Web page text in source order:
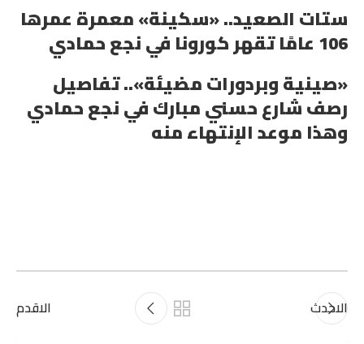
ستات الصعيد.. «سكينة» معمرة عمرها
106 عامًا تقهر كورونا في نجع حمادي
«صينية وبردورات مضيئة».. تفاصيل
رصف شارع حسني مبارك في نجع حمادي
وهذا موعد الإنتهاء منه
الاحدث الاقدم